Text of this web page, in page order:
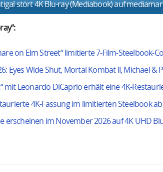
stört 4K Blu-ray (Mediabook) auf
on Elm Street“ limitierte 7-Film-Steelbook-
Eyes Wide Shut, Mortal Kombat II, Michael &
mit Leonardo DiCaprio erhält eine 4K-
4K-Fassung im limitierten Steelbook
erscheinen im November 2026 auf 4K UHD